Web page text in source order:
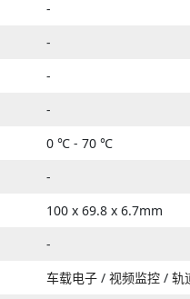
-
-
-
-
0 ℃ - 70 ℃
-
100 x 69.8 x 6.7mm
-
车载电子 / 视频监控 / 轨